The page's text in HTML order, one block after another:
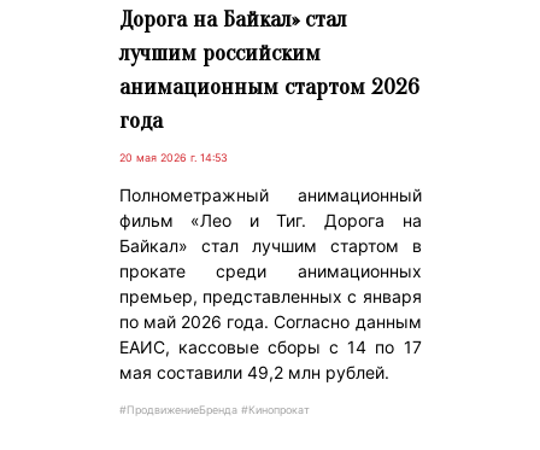
Дорога на Байкал» стал
лучшим российским
анимационным стартом 2026
года
20 мая 2026 г. 14:53
Полнометражный анимационный
фильм «Лео и Тиг. Дорога на
Байкал» стал лучшим стартом в
прокате среди анимационных
премьер, представленных с января
по май 2026 года. Согласно данным
ЕАИС, кассовые сборы с 14 по 17
мая составили 49,2 млн рублей.
#ПродвижениеБренда #Кинопрокат